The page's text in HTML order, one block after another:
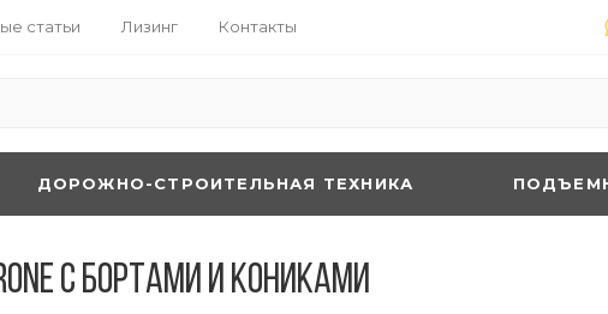
статьи Лизинг Контакты
ДОРОЖНО-СТРОИТЕЛЬНАЯ ТЕХНИКА
с бортами и кониками